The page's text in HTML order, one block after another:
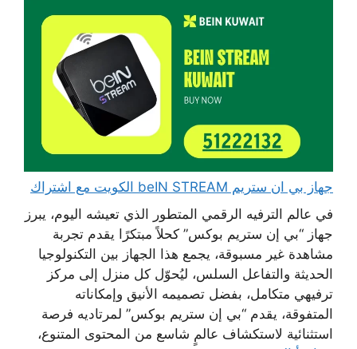
جهاز بي ان ستريم beIN STREAM الكويت مع اشتراك
في عالم الترفيه الرقمي المتطور الذي تعيشه اليوم، يبرز
جهاز “بي إن ستريم بوكس” كحلاً مبتكرًا يقدم تجربة
مشاهدة غير مسبوقة، يجمع هذا الجهاز بين التكنولوجيا
الحديثة والتفاعل السلس، ليُحوّل كل منزل إلى مركز
ترفيهي متكامل، بفضل تصميمه الأنيق وإمكاناته
المتفوقة، يقدم “بي إن ستريم بوكس” لمرتاديه فرصة
استثنائية لاستكشاف عالمٍ شاسع من المحتوى المتنوع،